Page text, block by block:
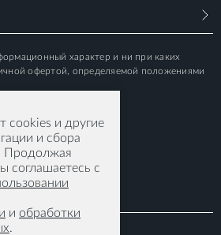
характер и ни при каких
офертой, определяемой положениями
cookies и другие
и сбора
Продолжая
соглашаетесь с
и обработки
.